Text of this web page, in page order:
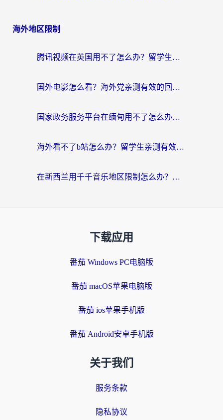
海外地区限制
腾讯视频在英国用不了怎么办？留学生亲测有效的回国加速器指南
国外电影怎么看？海外党亲测有效的回国加速器选择指南
国家政务服务平台在缅甸用不了怎么办？海外华人必看的回国加速全攻略
海外看不了b站怎么办？留学生亲测有效的回国加速器选择攻略，解决豆瓣音乐、美团外卖难题
在新西兰用千千音乐地区限制怎么办？海外华人必备的回国加速解决方案
下载应用
番茄 Windows PC电脑版
番茄 macOS苹果电脑版
番茄 ios苹果手机版
番茄 Android安卓手机版
关于我们
服务条款
隐私协议